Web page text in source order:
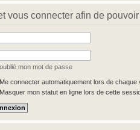
vous connecter afin de
oublié mon mot de passe
Me connecter automatiquement lors de chaque
Masquer mon statut en ligne lors de cette